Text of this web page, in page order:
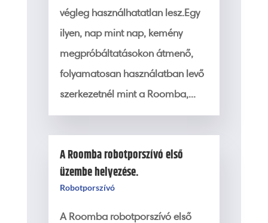
végleg használhatatlan lesz.Egy
ilyen, nap mint nap, kemény
megpróbáltatásokon átmenő,
folyamatosan használatban levő
szerkezetnél mint a Roomba,...
A Roomba robotporszívó első
üzembe helyezése.
Robotporszívó
A Roomba robotporszívó első